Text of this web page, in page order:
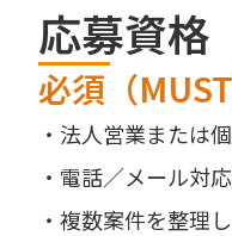
応募資格
必須（MUST
・法人営業または
・電話／メール対
・複数案件を整理